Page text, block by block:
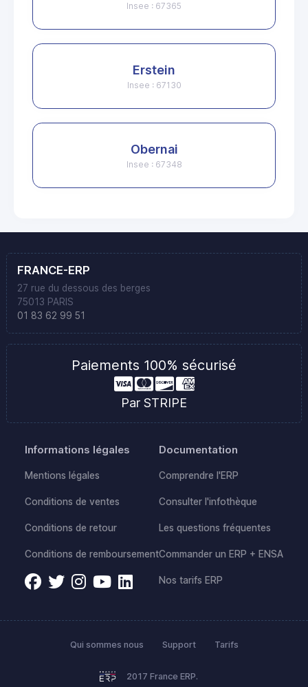
Insee : 67365
Erstein
Insee : 67130
Obernai
Insee : 67348
FRANCE-ERP
27 rue du dessous des berges
75013 PARIS
01 83 62 99 51
Paiements 100% sécurisé
Par STRIPE
Informations légales
Mentions légales
Conditions de ventes
Conditions de retour
Conditions de remboursement
Documentation
Comprendre l'ERP
Consulter l'infothèque
Les questions fréquentes
Commander un ERP + ENSA
Nos tarifs ERP
2017 France ERP.
Qui sommes nous Support Tarifs